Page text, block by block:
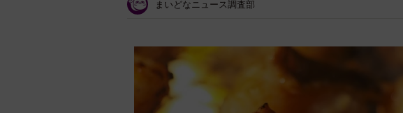
まいどなニュース調査部